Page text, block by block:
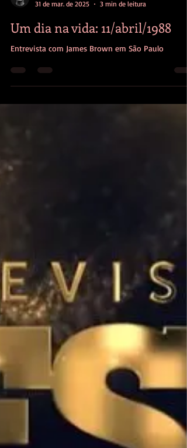
31 de mar. de 2025
3 min de leitura
Um dia na vida: 11/abril/1988
Entrevista com James Brown em São Paulo